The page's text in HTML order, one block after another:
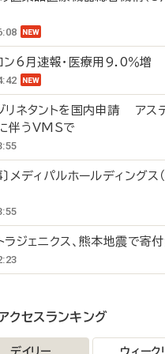
ン6月速報・医療用9.0％
リネタントを国内申請 アステ
伴うVMSで
〕メディパルホールディングス
ラジェニクス、熊本地震で
クセスランキング
デイリー ウィーク